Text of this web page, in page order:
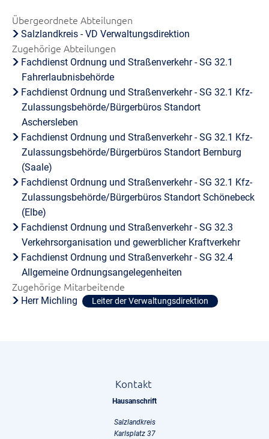
Übergeordnete Abteilungen
Salzlandkreis - VD Verwaltungsdirektion
Zugehörige Abteilungen
Fachdienst Ordnung und Straßenverkehr - SG 32.1
Fahrerlaubnisbehörde
Fachdienst Ordnung und Straßenverkehr - SG 32.1 Kfz-
Zulassungsbehörde/Bürgerbüros Standort
Aschersleben
Fachdienst Ordnung und Straßenverkehr - SG 32.1 Kfz-
Zulassungsbehörde/Bürgerbüros Standort Bernburg
(Saale)
Fachdienst Ordnung und Straßenverkehr - SG 32.1 Kfz-
Zulassungsbehörde/Bürgerbüros Standort Schönebeck
(Elbe)
Fachdienst Ordnung und Straßenverkehr - SG 32.3
Verkehrsorganisation und gewerblicher Kraftverkehr
Fachdienst Ordnung und Straßenverkehr - SG 32.4
Allgemeine Ordnungsangelegenheiten
Zugehörige Mitarbeitende
Herr Michling Leiter der Verwaltungsdirektion
Kontakt
Hausanschrift
Salzlandkreis
Karlsplatz 37